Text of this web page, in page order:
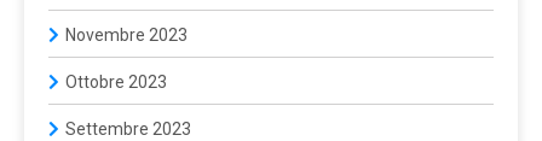
Novembre 2023
Ottobre 2023
Settembre 2023